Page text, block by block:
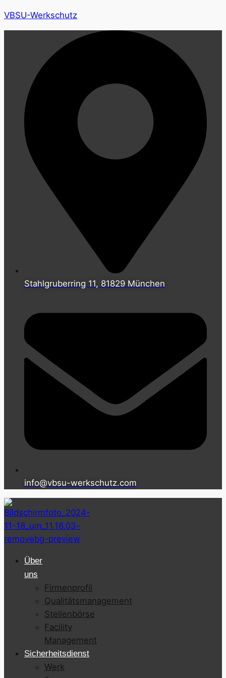
VBSU-Werkschutz
Stahlgruberring 11, 81829 München
info@vbsu-werkschutz.com
Über
uns
Firmenprofil
Qualitätsmanagement
Stellenbörse
Facility
Management
Sicherheitsdienst
Werk